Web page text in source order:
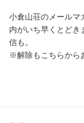
小倉山荘のメールマ
内がいち早くとどき
信も。
※解除もこちらから